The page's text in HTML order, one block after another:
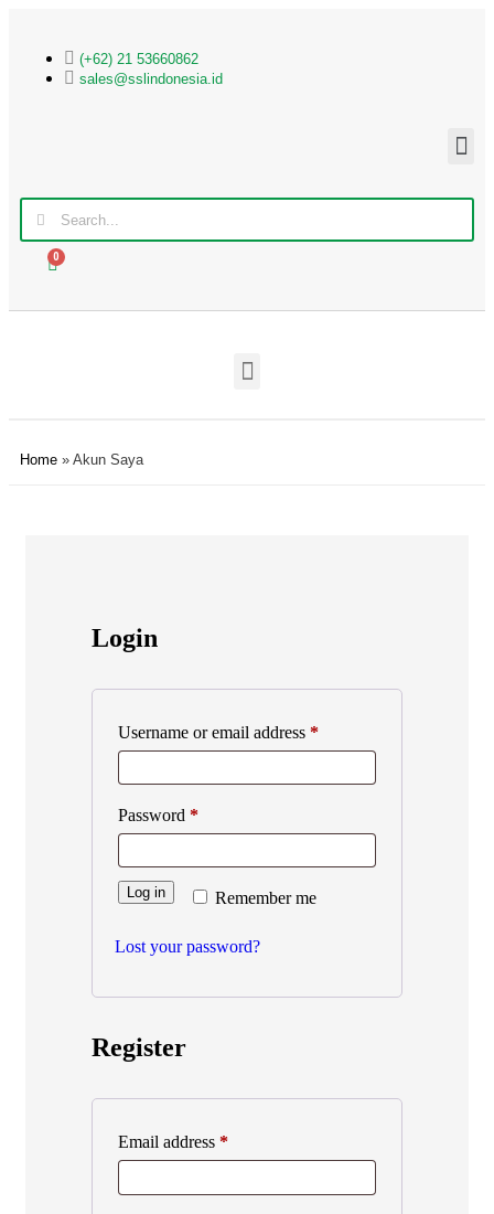
(+62) 21 53660862
sales@sslindonesia.id
0
Home » Akun Saya
Login
Username or email address *
Password *
Remember me
Log in
Lost your password?
Register
Email address *